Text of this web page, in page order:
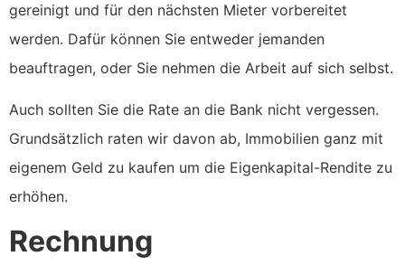
gereinigt und für den nächsten Mieter vorbereitet
werden. Dafür können Sie entweder jemanden
beauftragen, oder Sie nehmen die Arbeit auf sich selbst.
Auch sollten Sie die Rate an die Bank nicht vergessen.
Grundsätzlich raten wir davon ab, Immobilien ganz mit
eigenem Geld zu kaufen um die Eigenkapital-Rendite zu
erhöhen.
Rechnung